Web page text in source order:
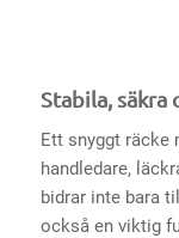
Stabila, säkra
Ett snyggt räcke
handledare,
bidrar inte bara
också en viktig